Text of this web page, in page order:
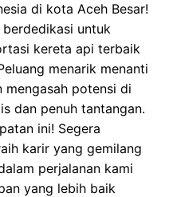
di kota Aceh Besar!
untuk
kereta api terbaik
menarik menanti
mengasah potensi di
dan penuh tantangan.
ini! Segera
karir yang gemilang
perjalanan kami
yang lebih baik